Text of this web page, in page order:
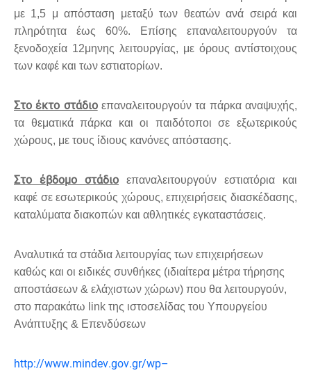
με 1,5 μ απόσταση μεταξύ των θεατών ανά σειρά και
πληρότητα έως 60%. Επίσης επαναλειτουργούν τα
ξενοδοχεία 12μηνης λειτουργίας, με όρους αντίστοιχους
των καφέ και των εστιατορίων.
Στο έκτο στάδιοεπαναλειτουργούν τα πάρκα αναψυχής,
τα θεματικά πάρκα και οι παιδότοποι σε εξωτερικούς
χώρους, με τους ίδιους κανόνες απόστασης.
Στο έβδομο στάδιο επαναλειτουργούν εστιατόρια και
καφέ σε εσωτερικούς χώρους, επιχειρήσεις διασκέδασης,
καταλύματα διακοπών και αθλητικές εγκαταστάσεις.
Αναλυτικά τα στάδια λειτουργίας των επιχειρήσεων
καθώς και οι ειδικές συνθήκες (ιδιαίτερα μέτρα τήρησης
αποστάσεων & ελάχιστων χώρων) που θα λειτουργούν,
στο παρακάτω link της ιστοσελίδας του Υπουργείου
Ανάπτυξης & Επενδύσεων
http://www.mindev.gov.gr/wp–